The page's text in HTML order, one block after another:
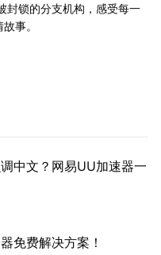
封锁的分支机构，感受每一
事。
中文？网易UU加速器一
免费解决方案！